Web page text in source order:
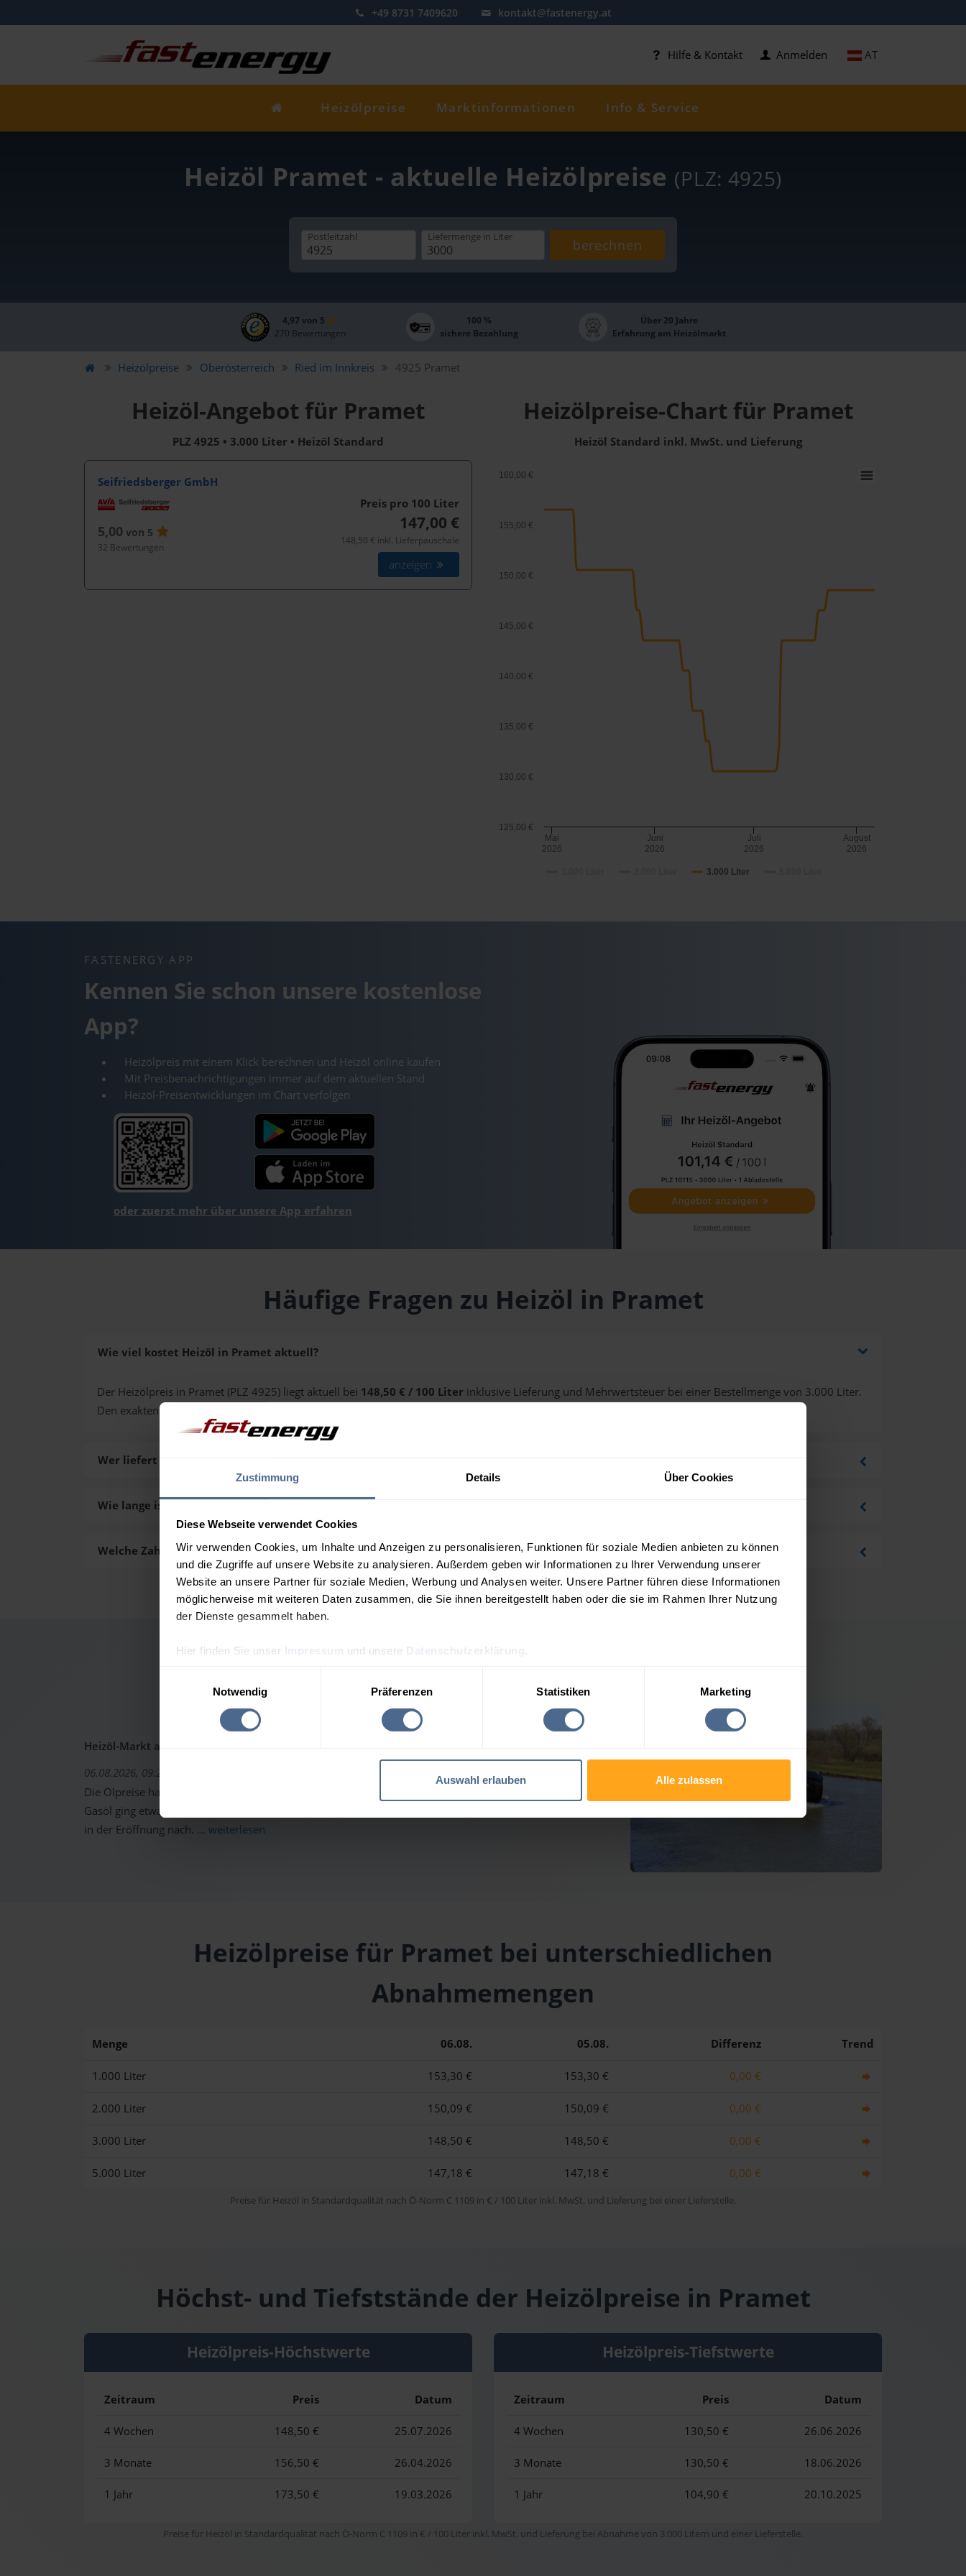
Zustimmung Details Über Cookies
Diese Webseite verwendet Cookies
Wir verwenden Cookies, um Inhalte und Anzeigen zu personalisieren, Funktionen für soziale Medien anbieten zu können
und die Zugriffe auf unsere Website zu analysieren. Außerdem geben wir Informationen zu Ihrer Verwendung unserer
Website an unsere Partner für soziale Medien, Werbung und Analysen weiter. Unsere Partner führen diese Informationen
möglicherweise mit weiteren Daten zusammen, die Sie ihnen bereitgestellt haben oder die sie im Rahmen Ihrer Nutzung
der Dienste gesammelt haben.
Hier finden Sie unser Impressum und unsere Datenschutzerklärung
Notwendig
Präferenzen Statistiken Marketing
Auswahl erlauben Alle zulassen
+49 8731 7409620 kontakt@fastenergy.at
AT
Hilfe & Kontakt Anmelden
Heizölpreise Marktinformationen Info & Service
Heizöl Pramet - aktuelle Heizölpreise (PLZ: 4925)
Postleitzahl Liefermenge in Liter berechnen
4,97 von 5
270 Bewertungen
100 %
sichere Bezahlung
Über 20 Jahre
Erfahrung am Heizölmarkt
Heizölpreise Oberösterreich Ried im Innkreis 4925 Pramet
Heizöl-Angebot für Pramet
PLZ 4925 • 3.000 Liter • Heizöl Standard
Seifriedsberger GmbH
5,00 von 5
32 Bewertungen
Preis pro 100 Liter
147,00 €
148,50 € inkl. Lieferpauschale
anzeigen
Heizölpreise-Chart für Pramet
Heizöl Standard inkl. MwSt. und Lieferung
3.000 Liter
Mai
2026
Juni
2026
Juli
2026
August
2026
125,00 €
130,00 €
135,00 €
140,00 €
145,00 €
150,00 €
155,00 €
160,00 €
FASTENERGY APP
Kennen Sie schon unsere kostenlose
App?
Heizölpreis mit einem Klick berechnen und Heizöl online kaufen
Mit Preisbenachrichtigungen immer auf dem aktuellen Stand
Heizöl-Preisentwicklungen im Chart verfolgen
oder zuerst mehr über unsere App erfahren
Häufige Fragen zu Heizöl in Pramet
Wie viel kostet Heizöl in Pramet aktuell?
Der Heizölpreis in Pramet (PLZ 4925) liegt aktuell bei 148,50 € / 100 Liter inklusive Lieferung und Mehrwertsteuer bei einer Bestellmenge von 3.000 Liter.
Den exakten Preis für Ihre Wunschmenge erhalten Sie über unseren
Wer liefert das Heizöl in Pramet aus?
Wie lange ist die Lieferzeit des Heizöls in Pramet?
Welche Zahlungsarten gibt es?
Heizöl-Markt aktuell: Ölpreise erholen sich - Heizölpreise geben weiter nach
06.08.2026, 09:22 Uhr
Die Ölpreise haben sich gestern von den starken Verlusten der Vortage erholt. Rohöl tendierte seitwärts,
Gasöl ging etwas höher aus dem Handel. Trotzdem geben die Heizöl-Notierungen für Pramet hierzulande
in der Eröffnung nach. ... weiterlesen
Heizölpreise für Pramet bei unterschiedlichen
Abnahmemengen
Menge 06.08. 05.08. Differenz Trend
1.000 Liter 153,30 € 153,30 € 0,00 €
2.000 Liter 150,09 € 150,09 € 0,00 €
3.000 Liter 148,50 € 148,50 € 0,00 €
5.000 Liter 147,18 € 147,18 € 0,00 €
Preise für Heizöl in Standardqualität nach Ö-Norm C 1109 in € / 100 Liter inkl. MwSt. und Lieferung bei einer Lieferstelle.
Höchst- und Tiefststände der Heizölpreise in Pramet
Heizölpreis-Höchstwerte
Zeitraum Preis Datum
4 Wochen 148,50 € 25.07.2026
3 Monate 156,50 € 26.04.2026
1 Jahr 173,50 € 19.03.2026
Heizölpreis-Tiefstwerte
Zeitraum Preis Datum
4 Wochen 130,50 € 26.06.2026
3 Monate 130,50 € 18.06.2026
1 Jahr 104,90 € 20.10.2025
Preise für Heizöl in Standardqualität nach Ö-Norm C 1109 in € / 100 Liter inkl. MwSt. und Lieferung bei Abnahme von 3.000 Litern und einer Lieferstelle.